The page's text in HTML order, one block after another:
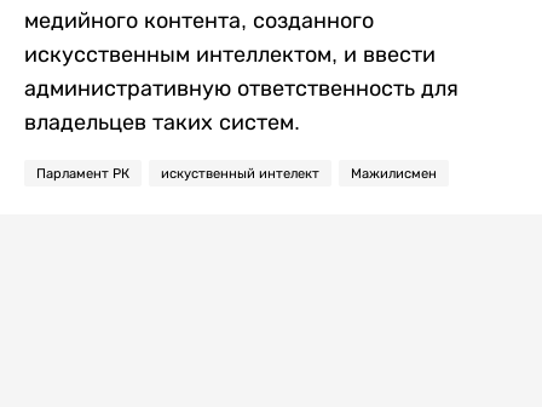
медийного контента, созданного
искусственным интеллектом, и ввести
административную ответственность для
владельцев таких систем.
Парламент РК искуственный интелект Мажилисмен